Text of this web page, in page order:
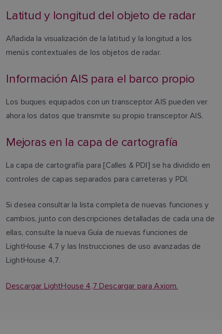
Latitud y longitud del objeto de radar
Añadida la visualización de la latitud y la longitud a los
menús contextuales de los objetos de radar.
Información AIS para el barco propio
Los buques equipados con un transceptor AIS pueden ver
ahora los datos que transmite su propio transceptor AIS.
Mejoras en la capa de cartografía
La capa de cartografía para [Calles & PDI] se ha dividido en
controles de capas separados para carreteras y PDI.
Si desea consultar la lista completa de nuevas funciones y
cambios, junto con descripciones detalladas de cada una de
ellas, consulte la nueva Guía de nuevas funciones de
LightHouse 4,7 y las Instrucciones de uso avanzadas de
LightHouse 4,7.
Descargar LightHouse 4,7 Descargar para Axiom.